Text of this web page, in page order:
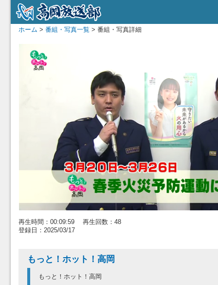
ホーム > 番組・写真一覧 > 番組・写真詳細
再生時間：00:09:59 再生回数：48
登録日：2025/03/17
もっと！ホット！高岡
もっと！ホット！高岡